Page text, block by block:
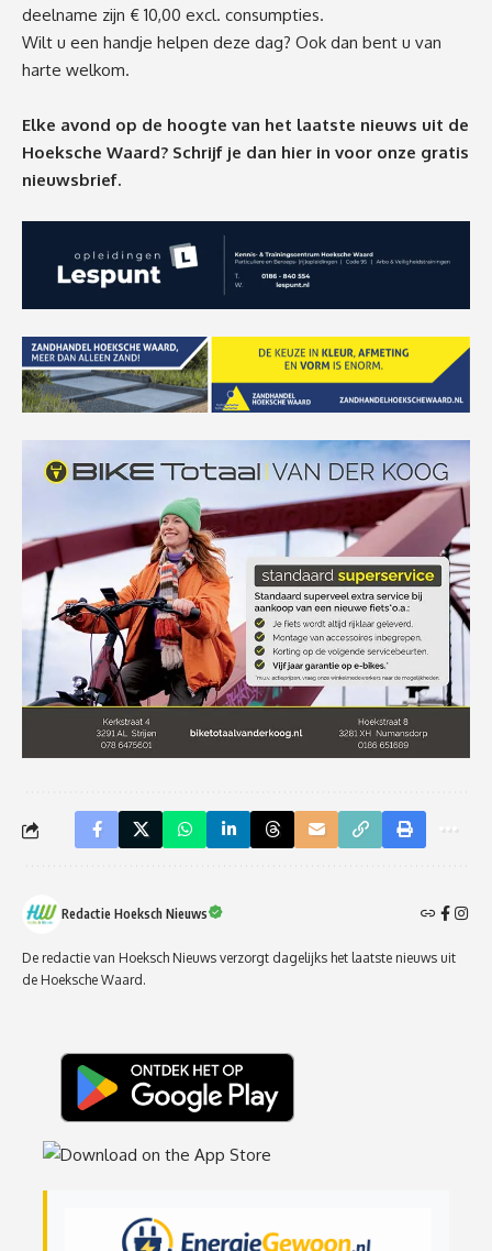
deelname zijn € 10,00 excl. consumpties.
Wilt u een handje helpen deze dag? Ook dan bent u van
harte welkom.
Elke avond op de hoogte van het laatste nieuws uit de
Hoeksche Waard? Schrijf je dan hier in voor onze gratis
nieuwsbrief.
Redactie Hoeksch Nieuws
De redactie van Hoeksch Nieuws verzorgt dagelijks het laatste nieuws uit
de Hoeksche Waard.